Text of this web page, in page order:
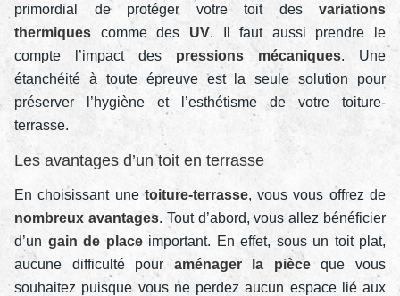
primordial de protéger votre toit des variations
thermiques comme des UV. Il faut aussi prendre le
compte l’impact des pressions mécaniques. Une
étanchéité à toute épreuve est la seule solution pour
préserver l’hygiène et l’esthétisme de votre toiture-
terrasse.
Les avantages d’un toit en terrasse
En choisissant unetoiture-terrasse, vous vous offrez de
nombreux avantages. Tout d’abord, vous allez bénéficier
d’un gain de placeimportant. En effet, sous un toit plat,
aucune difficulté pour aménager la pièceque vous
souhaitez puisque vous ne perdez aucun espace lié aux